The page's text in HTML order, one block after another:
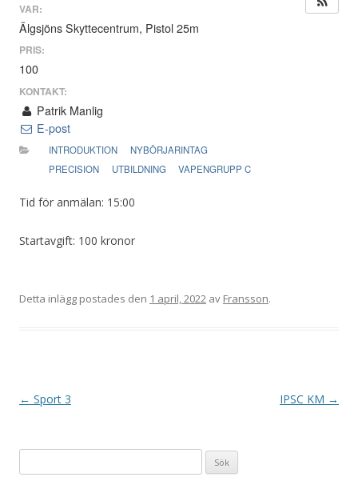
VAR:
Älgsjöns Skyttecentrum, Pistol 25m
PRIS:
100
KONTAKT:
Patrik Manlig
E-post
INTRODUKTION
NYBÖRJARINTAG
PRECISION
UTBILDNING VAPENGRUPP C
Tid för anmälan: 15:00
Startavgift: 100 kronor
Detta inlägg postades den 1 april, 2022 av Fransson.
I← Sport 3 IPSC KM →
efter: